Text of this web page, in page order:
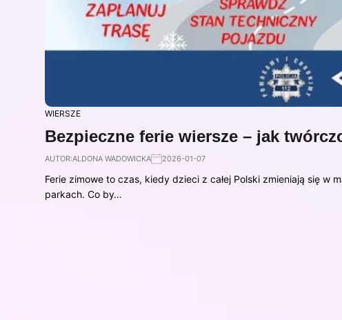
WIERSZE
Bezpieczne ferie wiersze – jak
AUTOR:ALDONA WADOWICKA 2026-01-07
Ferie zimowe to czas, kiedy dzieci z całej Polski zmieniają się w
parkach. Co by…